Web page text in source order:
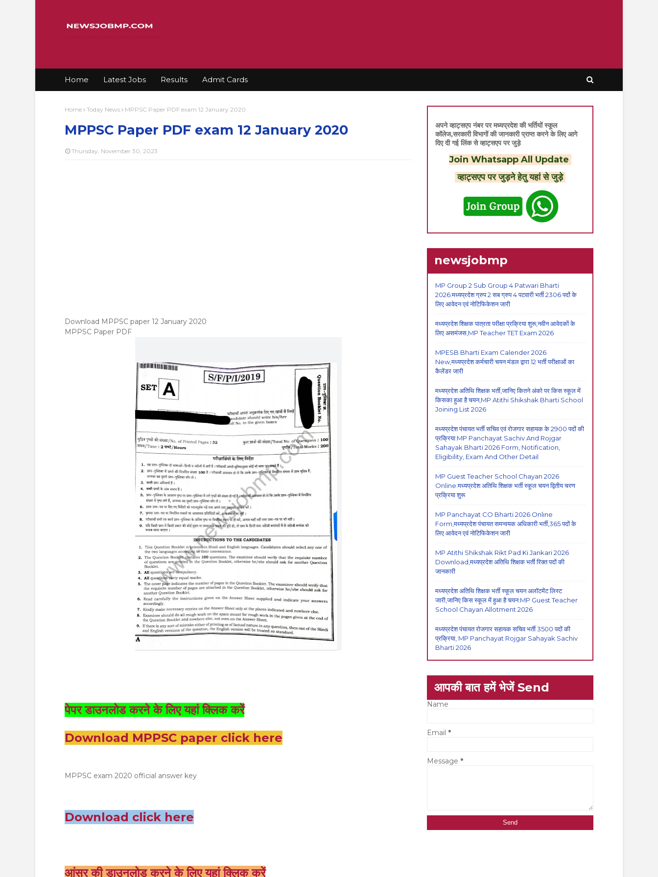
Home Latest Jobs Results Admit Cards
Home Today News MPPSC Paper PDF exam 12 January 2020
MPPSC Paper PDF exam 12 January 2020
Thursday, November 30, 2023
Download MPPSC paper 12 January 2020
MPPSC Paper PDF
पेपर डाउनलोड करने के लिए यहां क्लिक करें
Download MPPSC paper click here
MPPSC exam 2020 official answer key
Download click here
आंसर की डाउनलोड करने के लिए यहां क्लिक करें
अपने व्हाट्सएप नंबर पर मध्यप्रदेश की भर्तियों स्कूल
कॉलेज,सरकारी विभागों की जानकारी प्राप्त करने के लिए आगे
दिए दी गई लिंक से व्हाट्सएप पर जुड़े
Join Whatsapp All Update
व्हाट्सएप पर जुड़ने हेतु यहां से जुड़े
newsjobmp
MP Group 2 Sub Group 4 Patwari Bharti
2026:मध्यप्रदेश ग्रुप 2 सब ग्रुप 4 पटवारी भर्ती 2306 पदों के
लिए आवेदन एवं नोटिफिकेशन जारी
मध्यप्रदेश शिक्षक पात्रता परीक्षा प्रक्रिया शुरू,नवीन आवेदकों के
लिए असमंजस,MP Teacher TET Exam 2026
MPESB Bharti Exam Calender 2026
New,मध्यप्रदेश कर्मचारी चयन मंडल द्वारा 12 भर्ती परीक्षाओं का
कैलेंडर जारी
मध्यप्रदेश अतिथि शिक्षक भर्ती,जानिए कितने अंको पर किस स्कूल में
किसका हुआ है चयन,MP Atithi Shikshak Bharti School
Joining List 2026
मध्यप्रदेश पंचायत भर्ती सचिव एवं रोजगार सहायक के 2900 पदों की
प्रक्रिया:MP Panchayat Sachiv And Rojgar
Sahayak Bharti 2026 Form, Notification,
Eligibility, Exam And Other Detail
MP Guest Teacher School Chayan 2026
Online:मध्यप्रदेश अतिथि शिक्षक भर्ती स्कूल चयन द्वितीय चरण
प्रक्रिया शुरू
MP Panchayat CO Bharti 2026 Online
Form,मध्यप्रदेश पंचायत समन्वयक अधिकारी भर्ती,365 पदों के
लिए आवेदन एवं नोटिफिकेशन जारी
MP Atithi Shikshak Rikt Pad Ki Jankari 2026
Download,मध्यप्रदेश अतिथि शिक्षक भर्ती रिक्त पदों की
जानकारी
मध्यप्रदेश अतिथि शिक्षक भर्ती स्कूल चयन अलॉटमेंट लिस्ट
जारी,जानिए किस स्कूल में हुआ है चयन:MP Guest Teacher
School Chayan Allotment 2026
मध्यप्रदेश पंचायत रोजगार सहायक सचिव भर्ती 3500 पदों की
प्रक्रिया, MP Panchayat Rojgar Sahayak Sachiv
Bharti 2026
आपकी बात हमें भेजें Send
Name
Email *
Message *